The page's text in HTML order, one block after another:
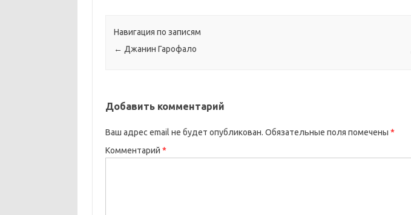
Навигация по записям
← Джанин Гарофало
Добавить комментарий
Ваш адрес email не будет опубликован. Обязательные поля помечены *
Комментарий *